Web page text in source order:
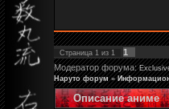
Страница 1 из 1
1
Модератор форума:
Наруто форум »
Описание аниме